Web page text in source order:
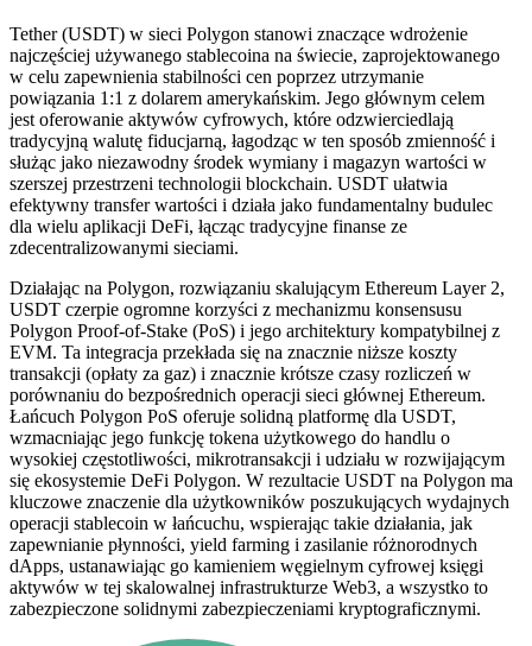
Tether (USDT) w sieci Polygon stanowi znaczące wdrożenie
najczęściej używanego stablecoina na świecie, zaprojektowanego
w celu zapewnienia stabilności cen poprzez utrzymanie
powiązania 1:1 z dolarem amerykańskim. Jego głównym celem
jest oferowanie aktywów cyfrowych, które odzwierciedlają
tradycyjną walutę fiducjarną, łagodząc w ten sposób zmienność i
służąc jako niezawodny środek wymiany i magazyn wartości w
szerszej przestrzeni technologii blockchain. USDT ułatwia
efektywny transfer wartości i działa jako fundamentalny budulec
dla wielu aplikacji DeFi, łącząc tradycyjne finanse ze
zdecentralizowanymi sieciami.
Działając na Polygon, rozwiązaniu skalującym Ethereum Layer 2,
USDT czerpie ogromne korzyści z mechanizmu konsensusu
Polygon Proof-of-Stake (PoS) i jego architektury kompatybilnej z
EVM. Ta integracja przekłada się na znacznie niższe koszty
transakcji (opłaty za gaz) i znacznie krótsze czasy rozliczeń w
porównaniu do bezpośrednich operacji sieci głównej Ethereum.
Łańcuch Polygon PoS oferuje solidną platformę dla USDT,
wzmacniając jego funkcję tokena użytkowego do handlu o
wysokiej częstotliwości, mikrotransakcji i udziału w rozwijającym
się ekosystemie DeFi Polygon. W rezultacie USDT na Polygon ma
kluczowe znaczenie dla użytkowników poszukujących wydajnych
operacji stablecoin w łańcuchu, wspierając takie działania, jak
zapewnianie płynności, yield farming i zasilanie różnorodnych
dApps, ustanawiając go kamieniem węgielnym cyfrowej księgi
aktywów w tej skalowalnej infrastrukturze Web3, a wszystko to
zabezpieczone solidnymi zabezpieczeniami kryptograficznymi.